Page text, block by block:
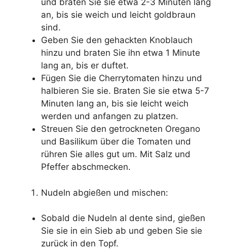
und braten Sie sie etwa 2-3 Minuten lang
an, bis sie weich und leicht goldbraun
sind.
Geben Sie den gehackten Knoblauch
hinzu und braten Sie ihn etwa 1 Minute
lang an, bis er duftet.
Fügen Sie die Cherrytomaten hinzu und
halbieren Sie sie. Braten Sie sie etwa 5-7
Minuten lang an, bis sie leicht weich
werden und anfangen zu platzen.
Streuen Sie den getrockneten Oregano
und Basilikum über die Tomaten und
rühren Sie alles gut um. Mit Salz und
Pfeffer abschmecken.
Nudeln abgießen und mischen:
Sobald die Nudeln al dente sind, gießen
Sie sie in ein Sieb ab und geben Sie sie
zurück in den Topf.